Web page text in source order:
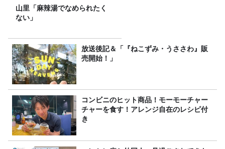
山里「麻辣湯でなめられたく
ない」
放送後記＆「『ねこずみ・うささわ』販
売開始！」
コンビニのヒット商品！モーモーチャー
チャーを食す！アレンジ自在のレシピ付
き